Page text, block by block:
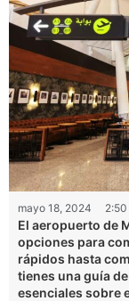
mayo 18, 2024
El aeropuerto de
opciones para
rápidos hasta
tienes una guía
esenciales sobre